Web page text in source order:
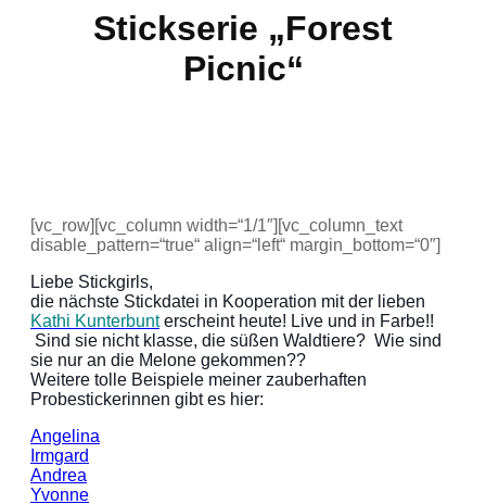
Stickserie „Forest
Picnic“
[vc_row][vc_column width=“1/1″][vc_column_text
disable_pattern=“true“ align=“left“ margin_bottom=“0″]
Liebe Stickgirls,
die nächste Stickdatei in Kooperation mit der lieben
Kathi Kunterbunt erscheint heute! Live und in Farbe!!
Sind sie nicht klasse, die süßen Waldtiere? Wie sind
sie nur an die Melone gekommen??
Weitere tolle Beispiele meiner zauberhaften
Probestickerinnen gibt es hier:
Angelina
Irmgard
Andrea
Yvonne